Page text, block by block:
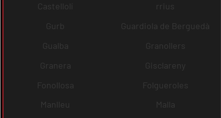
Castellolí
rrius
Gurb
Guardiola de Berguedà
Gualba
Granollers
Granera
Gisclareny
Fonollosa
Folgueroles
Manlleu
Malla